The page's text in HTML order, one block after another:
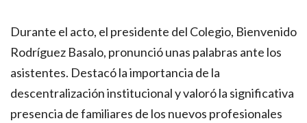
Durante el acto, el presidente del Colegio, Bienvenido
Rodríguez Basalo, pronunció unas palabras ante los
asistentes. Destacó la importancia de la
descentralización institucional y valoró la significativa
presencia de familiares de los nuevos profesionales